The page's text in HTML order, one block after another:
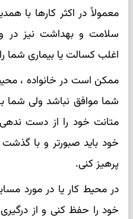
معمولاً در اکثر کارها با
سلامت و بهداشت نیز در
اغلب کسالت یا بیماری شما
ممکن است در خانواده ،
شما موافق نباشد ولی
متانت خود را از دست
خود باید صبورتر و با
پرهیز کنی.
در محیط کار یا در مورد
خود را حفظ کنی و از